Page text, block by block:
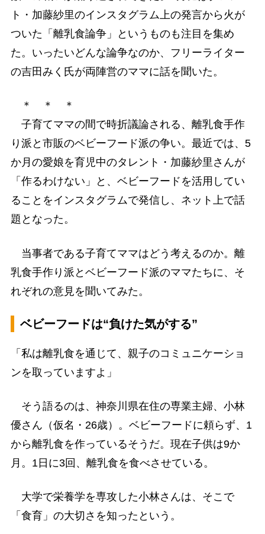
ト・加藤紗里のインスタグラム上の発言から火が
ついた「離乳食論争」というものも注目を集め
た。いったいどんな論争なのか、フリーライター
の吉田みく氏が両陣営のママに話を聞いた。
＊ ＊ ＊
子育てママの間で時折議論される、離乳食手作
り派と市販のベビーフード派の争い。最近では、5
か月の愛娘を育児中のタレント・加藤紗里さんが
「作るわけない」と、ベビーフードを活用してい
ることをインスタグラムで発信し、ネット上で話
題となった。
当事者である子育てママはどう考えるのか。離
乳食手作り派とベビーフード派のママたちに、そ
れぞれの意見を聞いてみた。
ベビーフードは“負けた気がする”
「私は離乳食を通じて、親子のコミュニケーショ
ンを取っていますよ」
そう語るのは、神奈川県在住の専業主婦、小林
優さん（仮名・26歳）。ベビーフードに頼らず、1
から離乳食を作っているそうだ。現在子供は9か
月。1日に3回、離乳食を食べさせている。
大学で栄養学を専攻した小林さんは、そこで
「食育」の大切さを知ったという。